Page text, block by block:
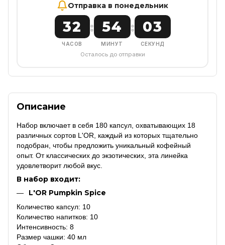
Отправка в понедельник
32
ЧАСОВ
: 54
МИНУТ
: 03
СЕКУНД
Осталось до отправки
Описание
Набор включает в себя 180 капсул, охватывающих 18
различных сортов L'OR, каждый из которых тщательно
подобран, чтобы предложить уникальный кофейный
опыт. От классических до экзотических, эта линейка
удовлетворит любой вкус.
В набор входит:
L'OR Pumpkin Spice
Количество капсул: 10
Количество напитков: 10
Интенсивность: 8
Размер чашки: 40 мл